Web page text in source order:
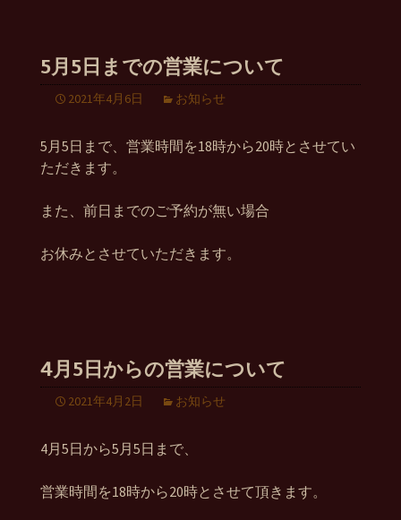
5月5日までの営業について
2021年4月6日 お知らせ
5月5日まで、営業時間を18時から20時とさせてい
ただきます。
また、前日までのご予約が無い場合
お休みとさせていただきます。
4月5日からの営業について
2021年4月2日 お知らせ
4月5日から5月5日まで、
営業時間を18時から20時とさせて頂きます。